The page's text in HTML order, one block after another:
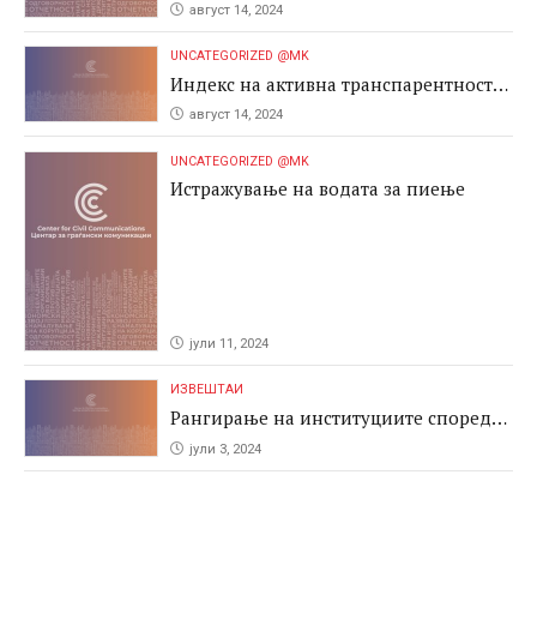
август 14, 2024
UNCATEGORIZED @MK
Индекс на активна транспарентност
2024август 14, 2024
UNCATEGORIZED @MK
Истражување на водата за пиење
јули 11, 2024
ИЗВЕШТАИ
Рангирање на институциите според
антикорупциските перформаси во
јавните набавки
јули 3, 2024